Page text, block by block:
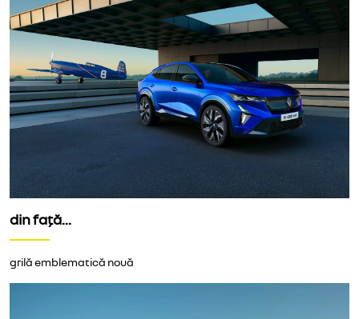
din față...
grilă emblematică nouă